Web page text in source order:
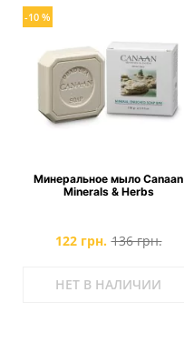
-10 %
Минеральное мыло Canaan
Minerals & Herbs
122 грн. 136 грн.
НЕТ В НАЛИЧИИ